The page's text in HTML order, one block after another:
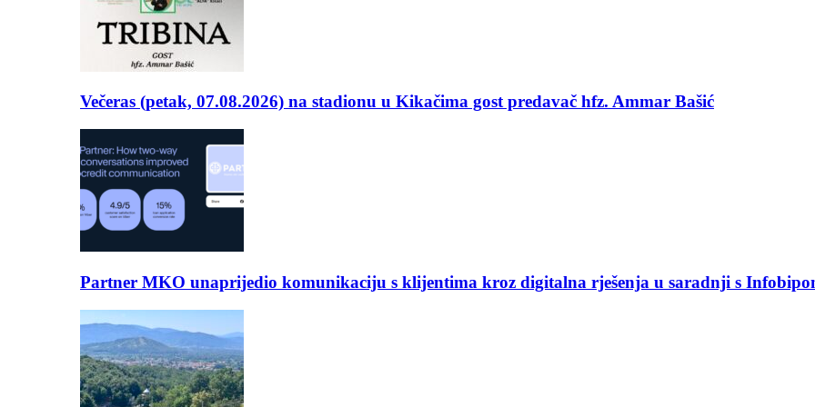
Večeras (petak, 07.08.2026) na stadionu u Kikačima gost predavač hfz. Ammar Bašić
Partner MKO unaprijedio komunikaciju s klijentima kroz digitalna rješenja u saradnji s